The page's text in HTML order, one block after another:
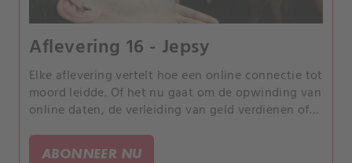
Aflevering 16 - Jepsy
Elke aflevering vertelt hoe een online connectie tot
moord leidde. Of het nu gaat om de opwinding van
online daten, de verleiding van geld verdienen of
anders, maar iedereen heeft een tragisch einde.
ABONNEER NU